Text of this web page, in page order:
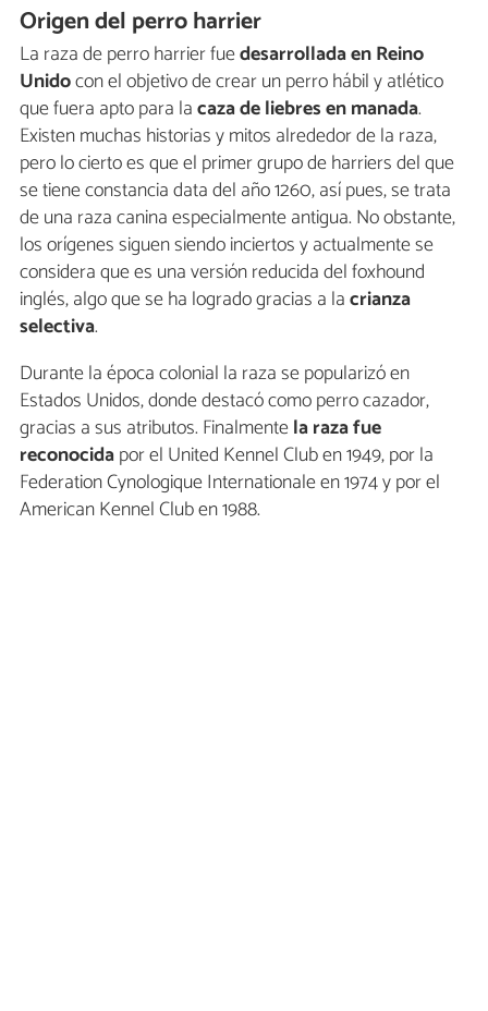
Origen del perro harrier
La raza de perro harrier fuedesarrollada en Reino
Unidocon el objetivo de crear un perro hábil y atlético
que fuera apto para lacaza de liebres en manada.
Existen muchas historias y mitos alrededor de la raza,
pero lo cierto es que el primer grupo de harriers del que
se tiene constancia data del año 1260, así pues, se trata
de una raza canina especialmente antigua. No obstante,
los orígenes siguen siendo inciertos y actualmente se
considera que es una versión reducida del foxhound
inglés, algo que se ha logrado gracias a lacrianza
selectiva.
Durante la época colonial la raza se popularizó en
Estados Unidos, donde destacó como perro cazador,
gracias a sus atributos. Finalmentela raza fue
reconocidapor el United Kennel Club en 1949, por la
Federation Cynologique Internationale en 1974 y por el
American Kennel Club en 1988.